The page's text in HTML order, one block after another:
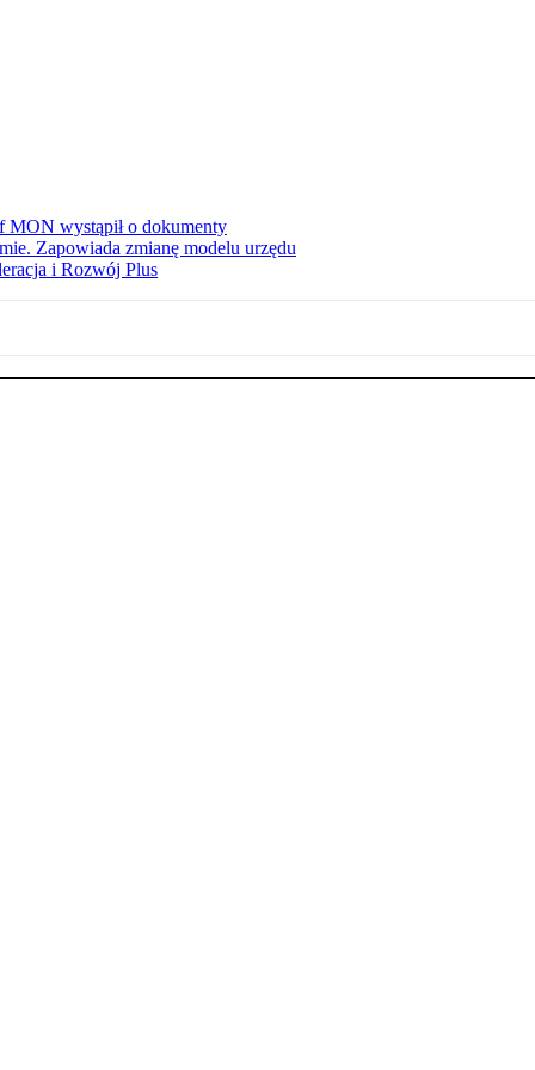
MON wystąpił o dokumenty
Zapowiada zmianę modelu urzędu
i Rozwój Plus